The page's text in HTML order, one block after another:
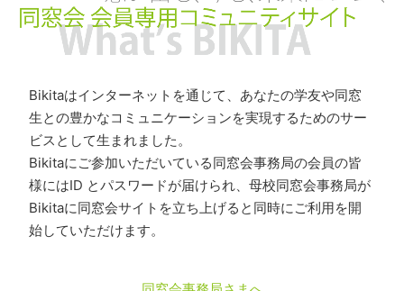
Bikitaはインターネットを通じて、あなたの学友や同窓
生との豊かなコミュニケーションを実現するためのサー
ビスとして生まれました。
Bikitaにご参加いただいている同窓会事務局の会員の皆
様にはID とパスワードが届けられ、母校同窓会事務局が
Bikitaに同窓会サイトを立ち上げると同時にご利用を開
始していただけます。